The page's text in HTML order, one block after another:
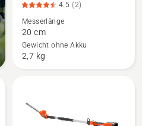
Husqvarna
Aspire®
S20-
P4A
P4A
4.5 (2)
Messerlänge
20 cm
Gewicht ohne Akku
2,7 kg